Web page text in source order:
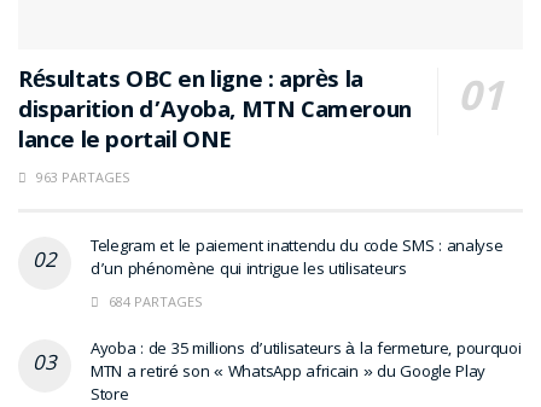
Résultats OBC en ligne : après la
disparition d’Ayoba, MTN Cameroun
lance le portail ONE
963 PARTAGES
Telegram et le paiement inattendu du code SMS : analyse
d’un phénomène qui intrigue les utilisateurs
684 PARTAGES
Ayoba : de 35 millions d’utilisateurs à la fermeture, pourquoi
MTN a retiré son « WhatsApp africain » du Google Play
Store